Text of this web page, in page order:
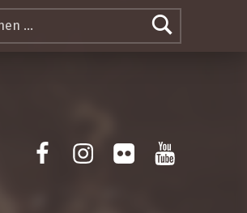
FacebookInstagram
FlickrYotube